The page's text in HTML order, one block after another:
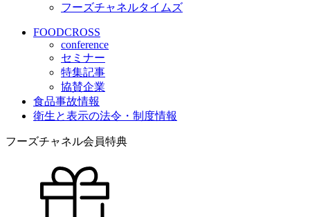
フーズチャネルタイムズ
FOODCROSS
conference
セミナー
特集記事
協賛企業
食品事故情報
衛生と表示の法令・制度情報
フーズチャネル会員特典